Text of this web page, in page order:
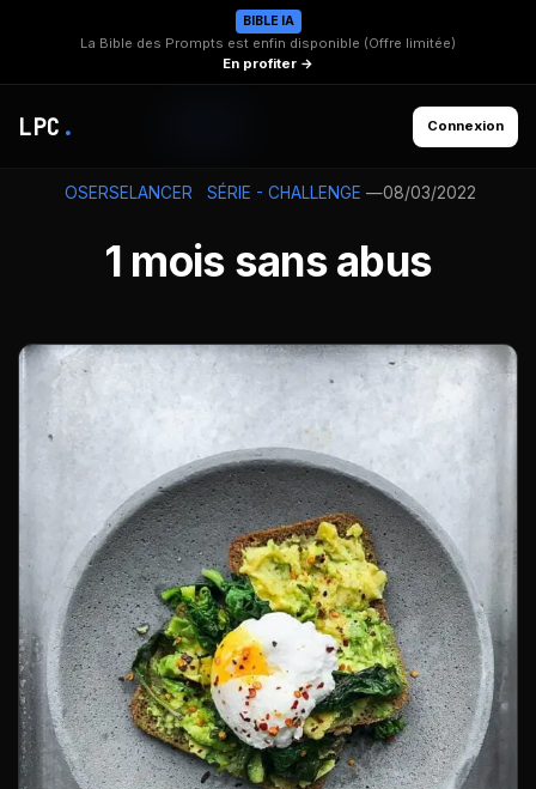
BIBLE IA
La Bible des Prompts est enfin disponible (Offre limitée)
En profiter →
LPC . Connexion
OSERSELANCER SÉRIE - CHALLENGE —08/03/2022
1 mois sans abus